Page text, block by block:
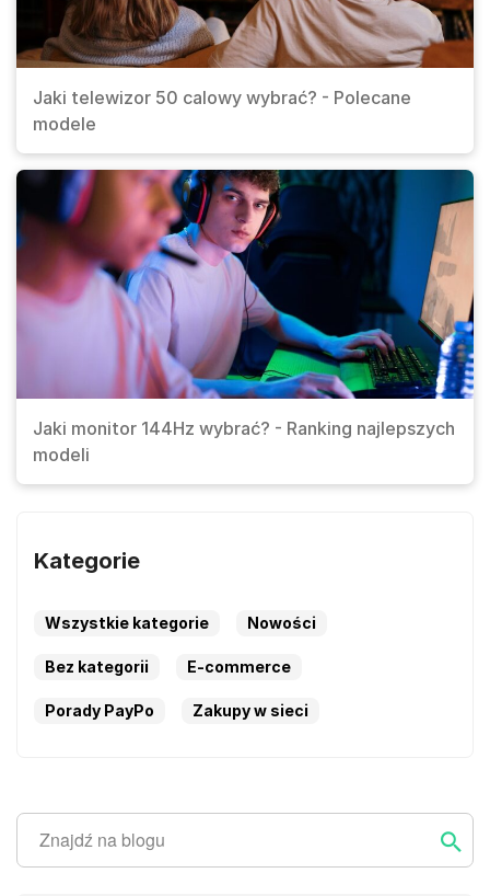
Jaki telewizor 50 calowy wybrać? - Polecane
modele
Jaki monitor 144Hz wybrać? - Ranking najlepszych
modeli
Kategorie
Wszystkie kategorie Nowości
Bez kategorii E-commerce
Porady PayPo Zakupy w sieci
Szukaj ...
Szukaj